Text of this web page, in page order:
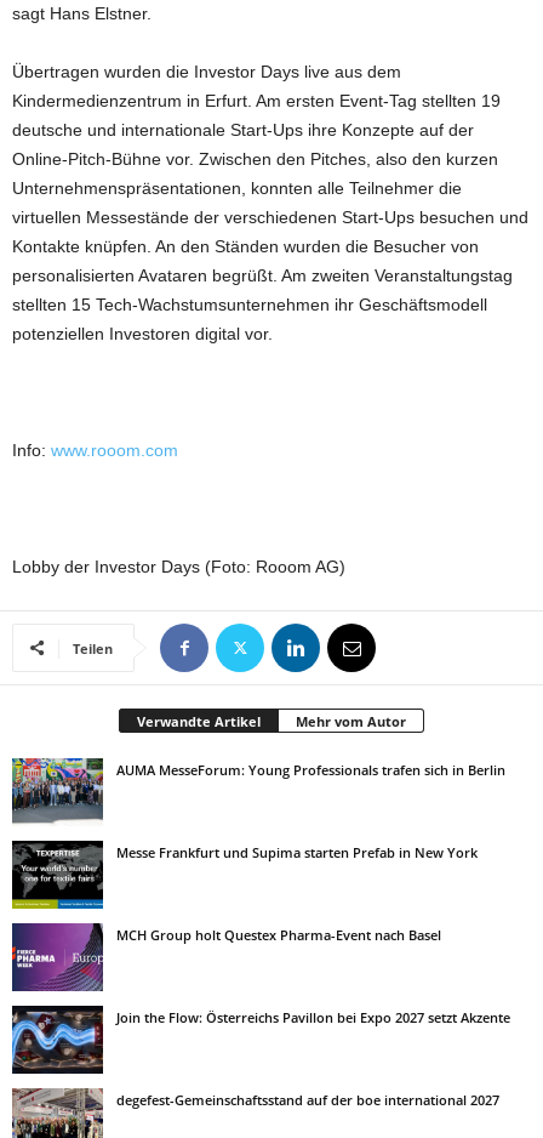
sagt Hans Elstner.
Übertragen wurden die Investor Days live aus dem
Kindermedienzentrum in Erfurt. Am ersten Event-Tag stellten 19
deutsche und internationale Start-Ups ihre Konzepte auf der
Online-Pitch-Bühne vor. Zwischen den Pitches, also den kurzen
Unternehmenspräsentationen, konnten alle Teilnehmer die
virtuellen Messestände der verschiedenen Start-Ups besuchen und
Kontakte knüpfen. An den Ständen wurden die Besucher von
personalisierten Avataren begrüßt. Am zweiten Veranstaltungstag
stellten 15 Tech-Wachstumsunternehmen ihr Geschäftsmodell
potenziellen Investoren digital vor.
Info: www.rooom.com
Lobby der Investor Days (Foto: Rooom AG)
Teilen
Verwandte Artikel Mehr vom Autor
AUMA MesseForum: Young Professionals trafen sich in Berlin
Messe Frankfurt und Supima starten Prefab in New York
MCH Group holt Questex Pharma-Event nach Basel
Join the Flow: Österreichs Pavillon bei Expo 2027 setzt Akzente
degefest-Gemeinschaftsstand auf der boe international 2027